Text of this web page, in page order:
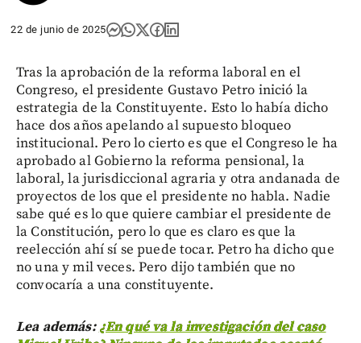
22 de junio de 2025
Tras la aprobación de la reforma laboral en el
Congreso, el presidente Gustavo Petro inició la
estrategia de la Constituyente. Esto lo había dicho
hace dos años apelando al supuesto bloqueo
institucional. Pero lo cierto es que el Congreso le ha
aprobado al Gobierno la reforma pensional, la
laboral, la jurisdiccional agraria y otra andanada de
proyectos de los que el presidente no habla. Nadie
sabe qué es lo que quiere cambiar el presidente de
la Constitución, pero lo que es claro es que la
reelección ahí sí se puede tocar. Petro ha dicho que
no una y mil veces. Pero dijo también que no
convocaría a una constituyente.
Lea además:¿En qué va la investigación del caso